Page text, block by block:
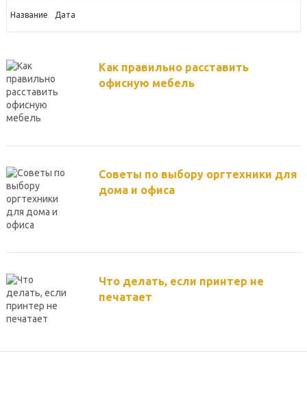
Название Дата
Как правильно расставить
офисную мебель
Советы по выбору оргтехники для
дома и офиса
Что делать, если принтер не
печатает